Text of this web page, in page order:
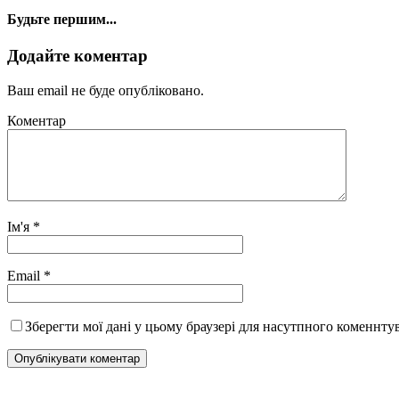
Будьте першим...
Додайте коментар
Ваш email не буде опубліковано.
Коментар
Ім'я *
Email *
Зберегти мої дані у цьому браузері для насутпного